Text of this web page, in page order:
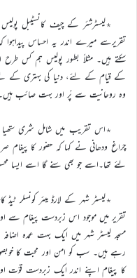
تقریرسے میرے اندر یہ احساس
سکتے ہیں۔ مثلاً بطور پولیس ہم کس
کے قیام کے لئے، دنیا کی بہتری کے لئے
وہ روحانیت سے پُر اور بہت صائب
٭اس تقریب میں شامل شری ستھیا
چراغ ودھانی نے کہا کہ حضور کا
لئے تھا۔اسے جو بھی سنے گا اسے ایسا
تقریر میں موجود اس زبردست پیغام سے
مسجد لیسٹر شہر میں ایک بہت عمدہ
رہے ہیں۔ سب کو امن اور محبت کا
کا پیغام اپنے اندر ایک زبردست قوّت